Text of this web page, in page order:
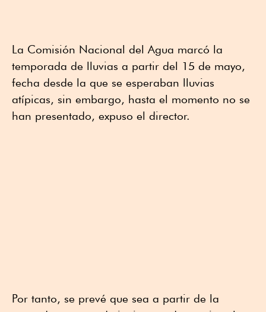
La Comisión Nacional del Agua marcó la
temporada de lluvias a partir del 15 de mayo,
fecha desde la que se esperaban lluvias
atípicas, sin embargo, hasta el momento no se
han presentado, expuso el director.
Por tanto, se prevé que sea a partir de la